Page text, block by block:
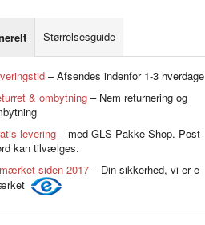
Størrelsesguide
– Afsendes indenfor 1-3 hverdage
& ombytning– Nem returnering og
levering– med GLS Pakke Shop. Post
kan tilvælges.
siden 2017– Din sikkerhed, vi er e-